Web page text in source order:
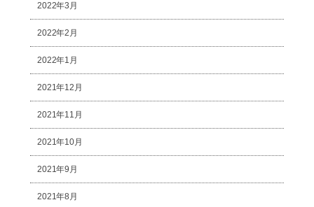
2022年3月
2022年2月
2022年1月
2021年12月
2021年11月
2021年10月
2021年9月
2021年8月